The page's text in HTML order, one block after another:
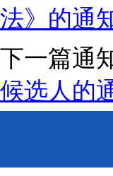
法》的通
下一篇通
候选人的